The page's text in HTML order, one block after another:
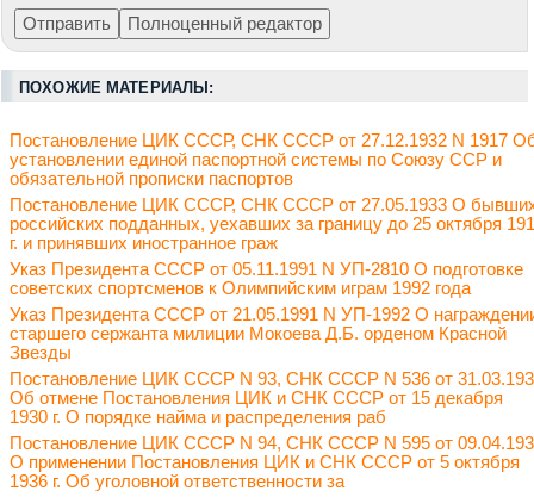
ПОХОЖИЕ МАТЕРИАЛЫ:
Постановление ЦИК СССР, СНК СССР от 27.12.1932 N 1917
установлении единой паспортной системы по Союзу ССР и
обязательной прописки паспортов
Постановление ЦИК СССР, СНК СССР от 27.05.1933 О
российских подданных, уехавших за границу до 25 октября
г. и принявших иностранное граж
Указ Президента СССР от 05.11.1991 N УП-2810 О подготовке
советских спортсменов к Олимпийским играм 1992 года
Указ Президента СССР от 21.05.1991 N УП-1992 О
старшего сержанта милиции Мокоева Д.Б. орденом Красной
Звезды
Постановление ЦИК СССР N 93, СНК СССР N 536 от
Об отмене Постановления ЦИК и СНК СССР от 15 декабря
1930 г. О порядке найма и распределения раб
Постановление ЦИК СССР N 94, СНК СССР N 595 от
О применении Постановления ЦИК и СНК СССР от 5 октября
1936 г. Об уголовной ответственности за